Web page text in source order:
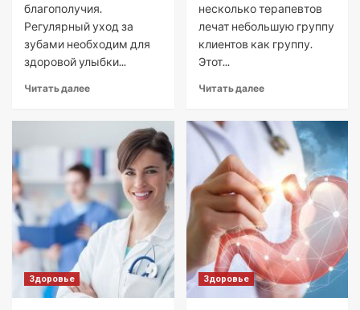
благополучия.
Регулярный уход за
зубами необходим для
здоровой улыбки...
Читать далее
несколько терапевтов
лечат небольшую группу
клиентов как группу.
Этот...
Читать далее
Здоровье Здоровье